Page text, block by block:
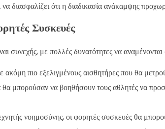
διασφαλίζει ότι η διαδικασία ανάκαμψης
Συσκευές
συνεχής, με πολλές δυνατότητες να
ακόμη πιο εξελιγμένους αισθητήρες που θα
μπορούσαν να βοηθήσουν τους αθλητές να
νοημοσύνης, οι φορητές συσκευές θα